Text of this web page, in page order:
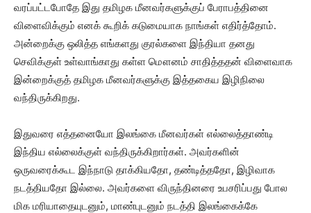
வரப்பட்டபோதே இது தமிழக மீனவர்களுக்குப் பேராபத்தினை
விளைவிக்கும் எனக் கூறிக் கடுமையாக நாங்கள் எதிர்த்தோம்.
அன்றைக்கு ஒலித்த எங்களது குரல்களை இந்தியா தனது
செவிக்குள் உள்வாங்காது கள்ள மௌனம் சாதித்ததன் விளைவாக
இன்றைக்குத் தமிழக மீனவர்களுக்கு இத்தகைய இழிநிலை
வந்திருக்கிறது.
இதுவரை எத்தனையோ இலங்கை மீனவர்கள் எல்லைத்தாண்டி
இந்திய எல்லைக்குள் வந்திருக்கிறார்கள். அவர்களின்
ஒருவரைக்கூட இந்நாடு தாக்கியதோ, தண்டித்ததோ, இழிவாக
நடத்தியதோ இல்லை. அவர்களை விருந்தினரை உபசரிப்பது போல
மிக மரியாதையுடனும், மாண்புடனும் நடத்தி இலங்கைக்கே